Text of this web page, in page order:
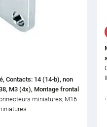
Contacts: 14 (14-b), non
M3 (4x), Montage frontal
miniatures, M16